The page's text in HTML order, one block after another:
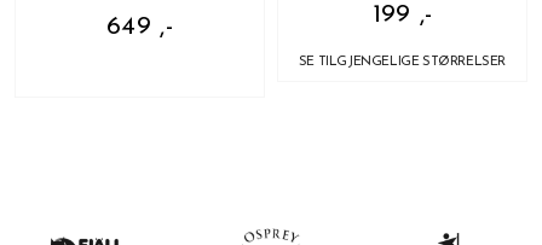
649 ,- 199 ,-
SE TILGJENGELIGE STØRRELSER